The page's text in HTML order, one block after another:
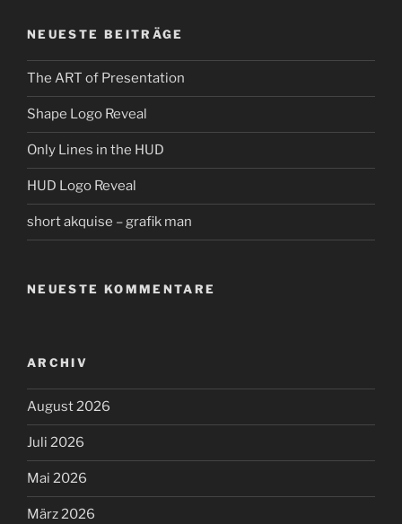
NEUESTE BEITRÄGE
The ART of Presentation
Shape Logo Reveal
Only Lines in the HUD
HUD Logo Reveal
short akquise – grafik man
NEUESTE KOMMENTARE
ARCHIV
August 2026
Juli 2026
Mai 2026
März 2026